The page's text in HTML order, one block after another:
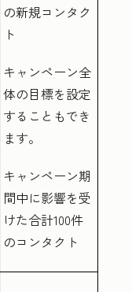
の新規コンタク
ト
キャンペーン全
体の目標を設定
することもでき
ます。
キャンペーン期
間中に影響を受
けた合計100件
のコンタクト